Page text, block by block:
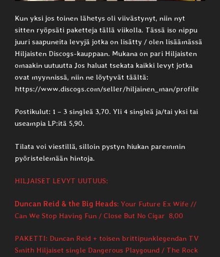
Kun yksi jos toinen lähetys oli viivästynyt, niin nyt
sitten ryöpsäti paketteja tällä viikolla. Tässä iso nippu
juuri saapuneita levyjä jotka on lisätty / olen lisäämässä
Hiljaisten Discogs-kauppaan. Mukana on pari Hiljaisten
omaakin uutuutta Jos haluat tsekata kaikki levyt jotka
ovat myynnissä, niin ne löytyvät täältä:
https://www.discogs.com/seller/hiljainen_man/profile
Postikulut: 1 – 3 singleä 3,70. Yli 4 singleä ja/tai yksi tai
useampia LP:itä 5,90.
Tilata voi viestillä, silloin pystyn hiukan paremmin
pyöristelemään hintoja.
HILJAISET LEVYT UUTUUS:
Duncan Reid & the Big Heads: Your Future Ex Wife //
Can We Stop Having Fun / Close But No Cigar 8,00
PAKETTI: Duncan Reid + toisen brittipunklegendan TV
Smith Hiljaiset single Dangerous Playgound / The Rock